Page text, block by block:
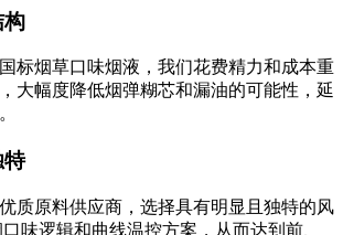
构
标烟草口味烟液，我们花费精力和成本重
大幅度降低烟弹糊芯和漏油的可能性，延
特
质原料供应商，选择具有明显且独特的风
味逻辑和曲线温控方案，从而达到前、